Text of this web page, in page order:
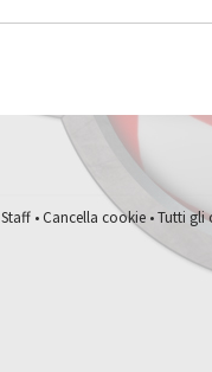
Staff•Cancella cookie• Tutti gli